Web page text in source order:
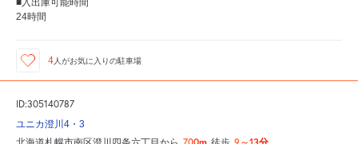
■入出庫可能時間
24時間
4人がお気に入りの駐車場
ID:305140787
ユニカ澄川4・3